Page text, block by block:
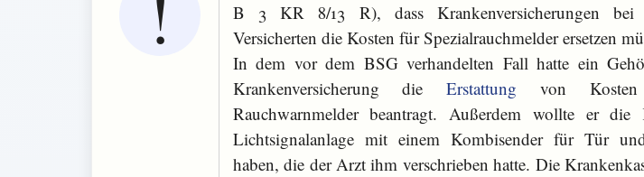
B 3 KR 8/13 R), dass Krankenversicherungen bei
Versicherten die Kosten für Spezialrauchmelder ersetzen
In dem vor dem BSG verhandelten Fall hatte ein
Krankenversicherung dieErstattung von
Rauchwarnmelder beantragt. Außerdem wollte er
Lichtsignalanlage mit einem Kombisender für Tür
haben, die der Arzt ihm verschrieben hatte. Die